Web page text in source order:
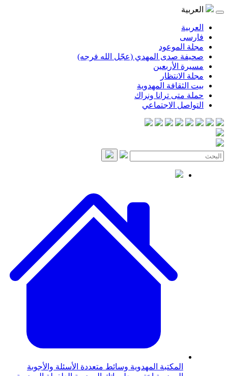
المهدي (عجّل الله فرجه)
المهدوية
ترانا ونراك
الاجتماعي
المهدويةوسائط متعددةالأسئلة والأجوبة